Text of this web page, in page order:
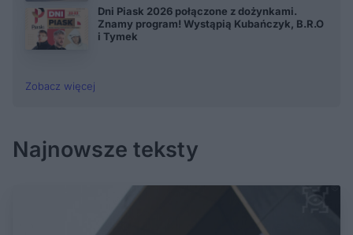
Dni Piask 2026 połączone z dożynkami.
Znamy program! Wystąpią Kubańczyk, B.R.O
i Tymek
Zobacz więcej
Najnowsze teksty